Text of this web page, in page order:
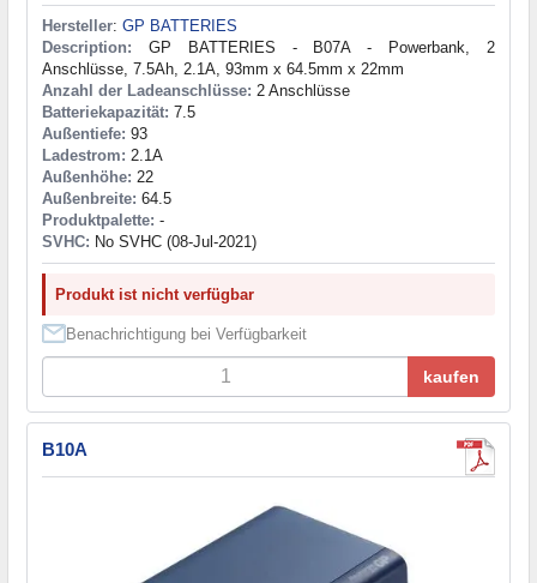
Hersteller: GP BATTERIES
Description: GP BATTERIES - B07A - Powerbank, 2
Anschlüsse, 7.5Ah, 2.1A, 93mm x 64.5mm x 22mm
Anzahl der Ladeanschlüsse: 2 Anschlüsse
Batteriekapazität: 7.5
Außentiefe: 93
Ladestrom: 2.1A
Außenhöhe: 22
Außenbreite: 64.5
Produktpalette: -
SVHC: No SVHC (08-Jul-2021)
Produkt ist nicht verfügbar
Benachrichtigung bei Verfügbarkeit
kaufen
B10A